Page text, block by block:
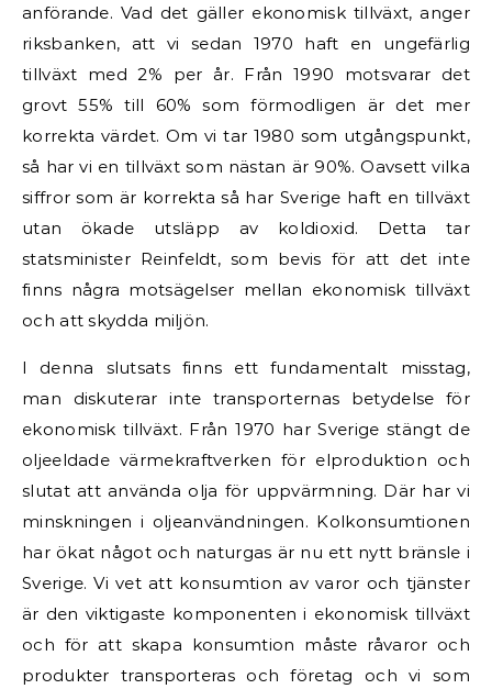
anförande. Vad det gäller ekonomisk tillväxt, anger
riksbanken, att vi sedan 1970 haft en ungefärlig
tillväxt med 2% per år. Från 1990 motsvarar det
grovt 55% till 60% som förmodligen är det mer
korrekta värdet. Om vi tar 1980 som utgångspunkt,
så har vi en tillväxt som nästan är 90%. Oavsett vilka
siffror som är korrekta så har Sverige haft en tillväxt
utan ökade utsläpp av koldioxid. Detta tar
statsminister Reinfeldt, som bevis för att det inte
finns några motsägelser mellan ekonomisk tillväxt
och att skydda miljön.
I denna slutsats finns ett fundamentalt misstag,
man diskuterar inte transporternas betydelse för
ekonomisk tillväxt. Från 1970 har Sverige stängt de
oljeeldade värmekraftverken för elproduktion och
slutat att använda olja för uppvärmning. Där har vi
minskningen i oljeanvändningen. Kolkonsumtionen
har ökat något och naturgas är nu ett nytt bränsle i
Sverige. Vi vet att konsumtion av varor och tjänster
är den viktigaste komponenten i ekonomisk tillväxt
och för att skapa konsumtion måste råvaror och
produkter transporteras och företag och vi som